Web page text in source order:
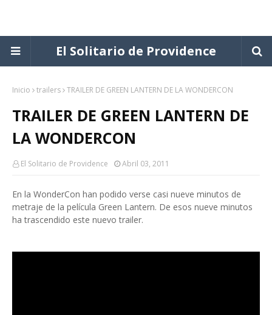
El Solitario de Providence
Inicio trailers TRAILER DE GREEN LANTERN DE LA WONDERCON
TRAILER DE GREEN LANTERN DE
LA WONDERCON
El Solitario de Providence Abril 03, 2011
En la WonderCon han podido verse casi nueve minutos de
metraje de la película Green Lantern. De esos nueve minutos
ha trascendido este nuevo trailer.